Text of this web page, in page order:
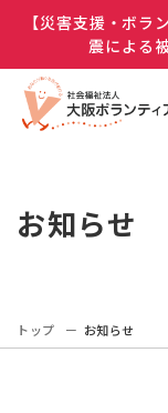
【災害支援・ボラ
震による
お知らせ
トップ お知らせ